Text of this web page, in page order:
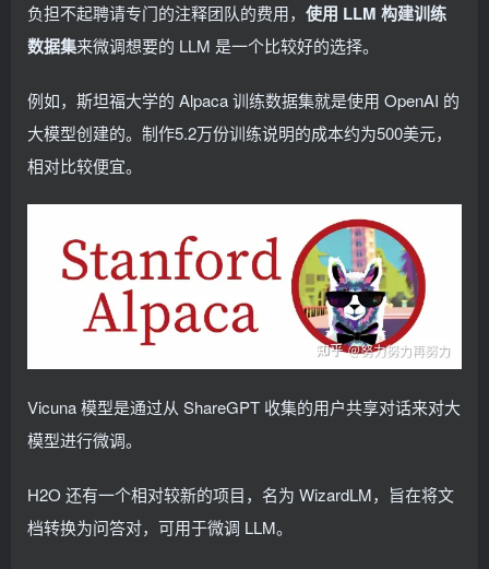
负担不起聘请专门的注释团队的费用， 使用 LLM 构建训练
数据集来微调想要的 LLM 是一个比较好的选择。
例如，斯坦福大学的 Alpaca 训练数据集就是使用 OpenAI 的
大模型创建的。制作5.2万份训练说明的成本约为500美元，
相对比较便宜。
Vicuna 模型是通过从 ShareGPT 收集的用户共享对话来对大
模型进行微调。
H2O 还有一个相对较新的项目，名为 WizardLM，旨在将文
档转换为问答对，可用于微调 LLM。